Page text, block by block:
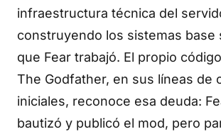
infraestructura técnica del
construyendo los sistemas base
que Fear trabajó. El propio
The Godfather, en sus líneas de
iniciales, reconoce esa deuda:
bautizó y publicó el mod, pero